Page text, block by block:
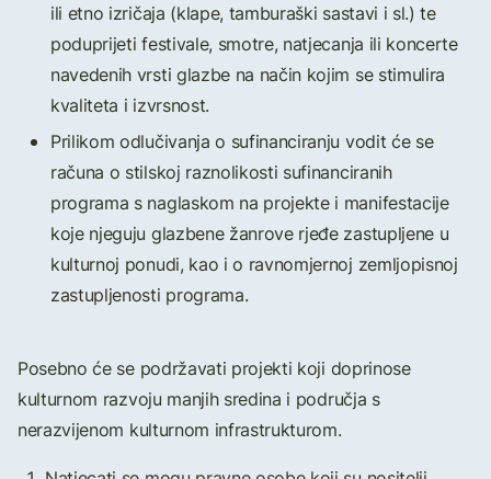
ili etno izričaja (klape, tamburaški sastavi i sl.) te
poduprijeti festivale, smotre, natjecanja ili koncerte
navedenih vrsti glazbe na način kojim se stimulira
kvaliteta i izvrsnost.
Prilikom odlučivanja o sufinanciranju vodit će se
računa o stilskoj raznolikosti sufinanciranih
programa s naglaskom na projekte i manifestacije
koje njeguju glazbene žanrove rjeđe zastupljene u
kulturnoj ponudi, kao i o ravnomjernoj zemljopisnoj
zastupljenosti programa.
Posebno će se podržavati projekti koji doprinose
kulturnom razvoju manjih sredina i područja s
nerazvijenom kulturnom infrastrukturom.